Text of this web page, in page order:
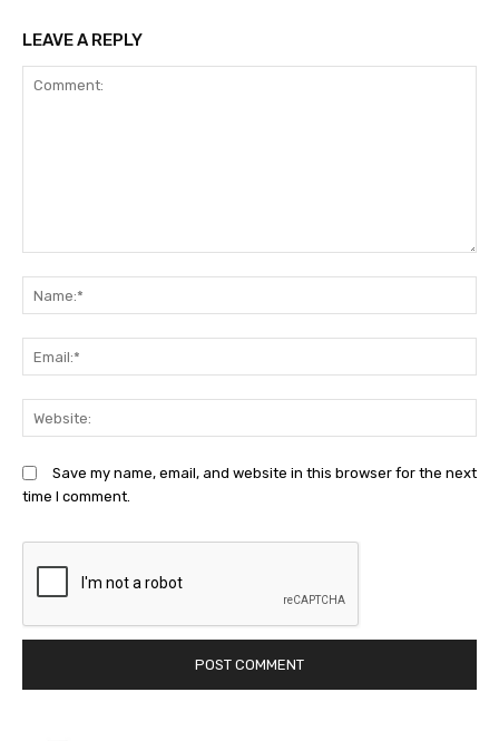
LEAVE A REPLY
Save my name, email, and website in this browser for the next
time I comment.